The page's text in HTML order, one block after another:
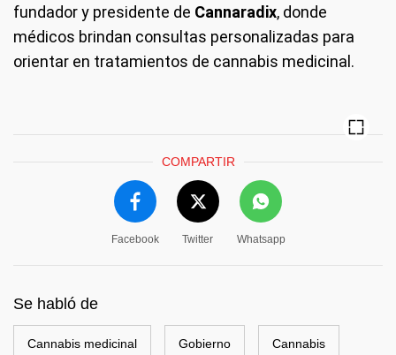
fundador y presidente de Cannaradix, donde
médicos brindan consultas personalizadas para
orientar en tratamientos de cannabis medicinal.
COMPARTIR
Facebook Twitter Whatsapp
Se habló de
Cannabis medicinal Gobierno Cannabis